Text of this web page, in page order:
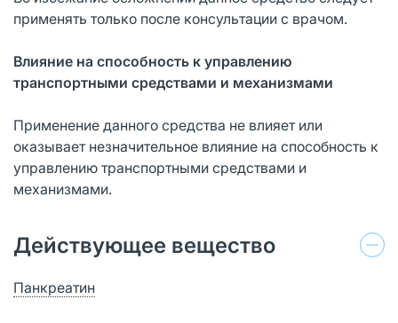
применять только после консультации с врачом.
Влияние на способность к управлению
транспортными средствами и механизмами
Применение данного средства не влияет или
оказывает незначительное влияние на способность к
управлению транспортными средствами и
механизмами.
Действующее вещество
Панкреатин